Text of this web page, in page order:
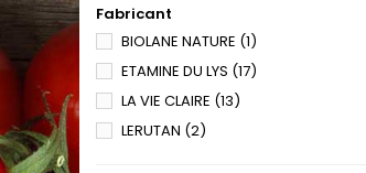
Fabricant
BIOLANE NATURE (1)
ETAMINE DU LYS (17)
LA VIE CLAIRE (13)
LERUTAN (2)